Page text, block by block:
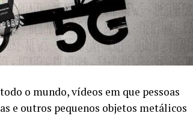
o mundo, vídeos em que pessoas
e outros pequenos objetos metálicos